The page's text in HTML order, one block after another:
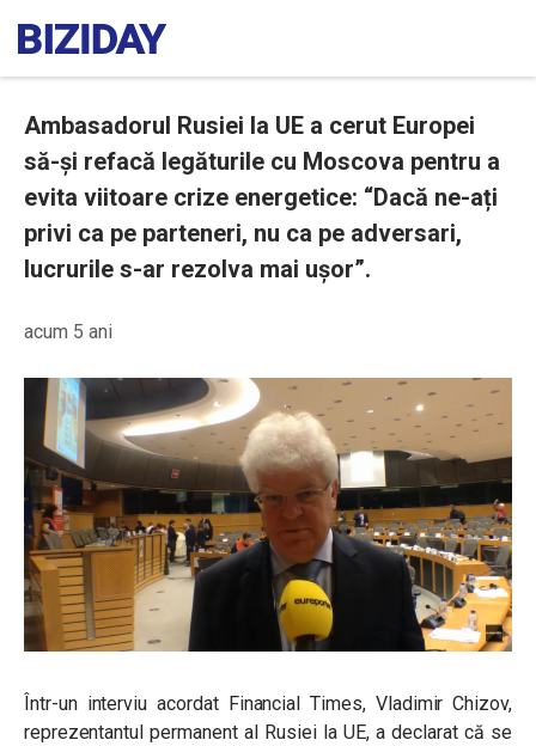
Ambasadorul Rusiei la UE a cerut Europei
să-și refacă legăturile cu Moscova pentru a
evita viitoare crize energetice: “Dacă ne-ați
privi ca pe parteneri, nu ca pe adversari,
lucrurile s-ar rezolva mai ușor”.
acum 5 ani
Într-un interviu acordat Financial Times, Vladimir Chizov,
reprezentantul permanent al Rusiei la UE, a declarat că se